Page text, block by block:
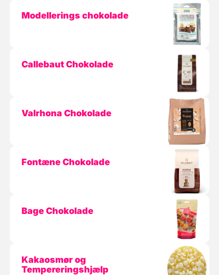
Modellerings chokolade
Callebaut Chokolade
Valrhona Chokolade
Fontæne Chokolade
Bage Chokolade
Kakaosmør og
Tempereringshjælp